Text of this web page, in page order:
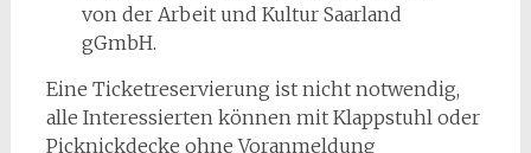
von der Arbeit und Kultur Saarland
gGmbH.
Eine Ticketreservierung ist nicht notwendig,
alle Interessierten können mit Klappstuhl oder
Picknickdecke ohne Voranmeldung